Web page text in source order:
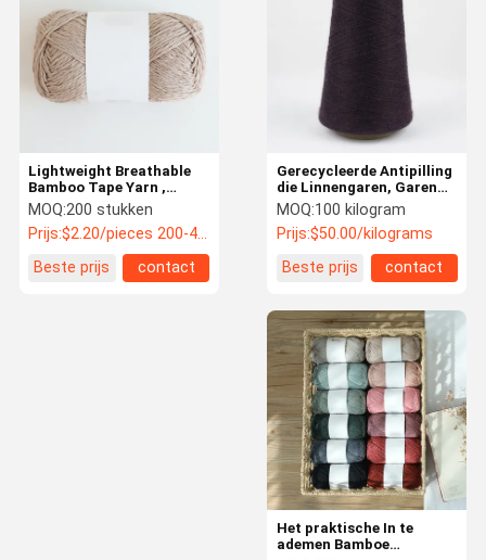
Video's Over Ons
Gerecycleerde Antipilling
die Linnengaren, Garen
van de het Lintband van
1/24NM het
Multifunctionele verven
MOQ:100 kilogram
Prijs:$50.00/kilograms
Beste prijs
contact
Lightweight Breathable
Bamboo Tape Yarn ,
Antibacterial Cotton
Bamboo Yarn
MOQ:200 stukken
Prijs:$2.20/pieces 200-499 pieces
Beste prijs
contact
Het praktische In te
ademen Bamboe